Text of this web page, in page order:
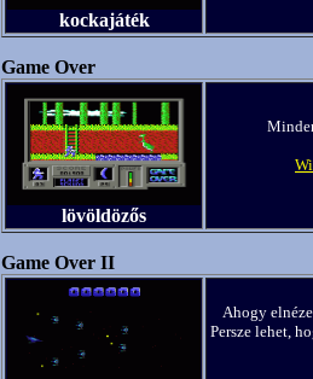
kockajáték
Game Over
lövöldözős
Game Over II
Ahogy
Persze lehet,